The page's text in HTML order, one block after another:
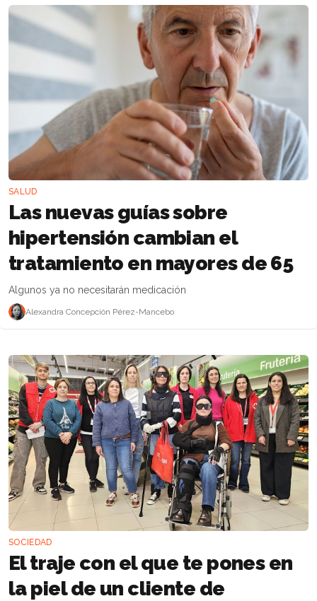
SALUD
Las nuevas guías sobre
hipertensión cambian el
tratamiento en mayores de 65
Algunos ya no necesitarán medicación
Alexandra Concepción Pérez-Mancebo
SOCIEDAD
El traje con el que te pones en
la piel de un cliente de